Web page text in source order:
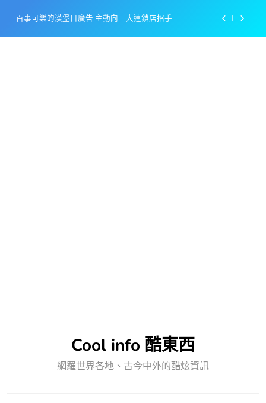
content
百事可樂的漢堡日廣告 主動向三大連鎖店招手
Cool info 酷東西
網羅世界各地、古今中外的酷炫資訊